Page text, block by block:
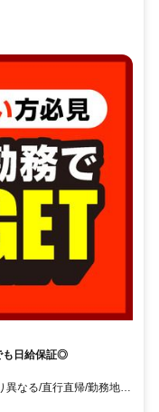
も日給保証◎
異なる/直行直帰/勤務地相